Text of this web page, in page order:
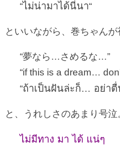
“ไม่น่ามาได้นี่นา“
といいながら、巻ちゃん
“夢なら…さめるな…”
“if this is a dream…
“ถ้าเป็นฝันล่ะก็… อย่าตื่
と、うれしさのあまり号泣
ไม่มีทาง มา ได้ แน่ๆ